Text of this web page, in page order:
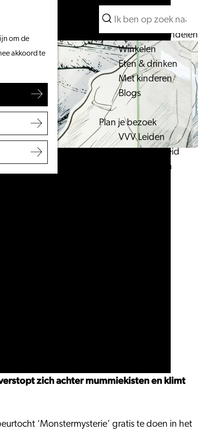
om de
akkoord te
Menu
Zoeken
Wat te doen
Vanaf het water
Fietsen & wandelen
Winkelen
Eten & drinken
Met kinderen
Blogs
Plan je bezoek
VVV Leiden
Bereikbaarheid
Overnachten
Zoeken
zich achter mummiekisten en klimt
‘Monstermysterie’ gratis te doen in het